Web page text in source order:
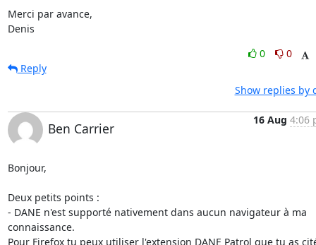
Merci par avance,
Denis
0
0
Reply
Show replies by
Ben Carrier
16 Aug 4:06
Bonjour,
Deux petits points :
- DANE n'est supporté nativement dans aucun navigateur à ma
connaissance.
Pour Firefox tu peux utiliser l'extension DANE Patrol que tu as